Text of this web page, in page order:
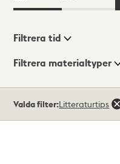
Visningsläge
Filtrera tid
Filtrera materialtyper
träffar
Valda filter:Litteraturtips